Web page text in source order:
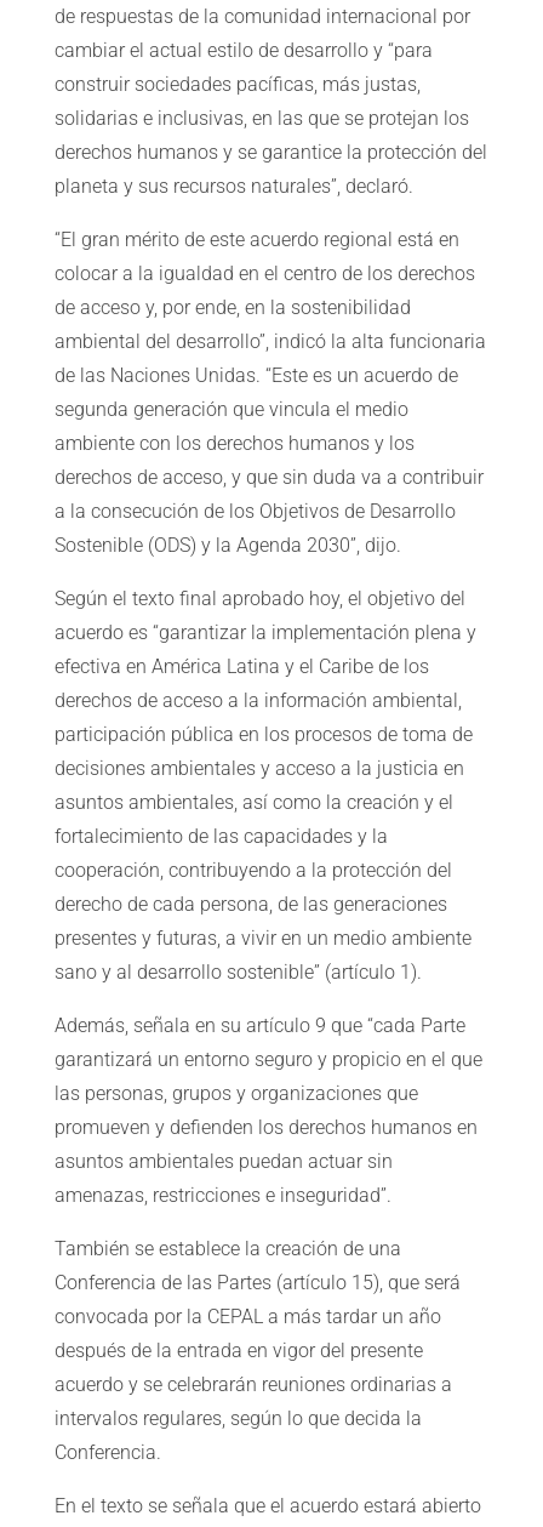
de respuestas de la comunidad internacional por
cambiar el actual estilo de desarrollo y “para
construir sociedades pacíficas, más justas,
solidarias e inclusivas, en las que se protejan los
derechos humanos y se garantice la protección del
planeta y sus recursos naturales”, declaró.
“El gran mérito de este acuerdo regional está en
colocar a la igualdad en el centro de los derechos
de acceso y, por ende, en la sostenibilidad
ambiental del desarrollo”, indicó la alta funcionaria
de las Naciones Unidas. “Este es un acuerdo de
segunda generación que vincula el medio
ambiente con los derechos humanos y los
derechos de acceso, y que sin duda va a contribuir
a la consecución de los Objetivos de Desarrollo
Sostenible (ODS) y la Agenda 2030”, dijo.
Según el texto final aprobado hoy, el objetivo del
acuerdo es “garantizar la implementación plena y
efectiva en América Latina y el Caribe de los
derechos de acceso a la información ambiental,
participación pública en los procesos de toma de
decisiones ambientales y acceso a la justicia en
asuntos ambientales, así como la creación y el
fortalecimiento de las capacidades y la
cooperación, contribuyendo a la protección del
derecho de cada persona, de las generaciones
presentes y futuras, a vivir en un medio ambiente
sano y al desarrollo sostenible” (artículo 1).
Además, señala en su artículo 9 que “cada Parte
garantizará un entorno seguro y propicio en el que
las personas, grupos y organizaciones que
promueven y defienden los derechos humanos en
asuntos ambientales puedan actuar sin
amenazas, restricciones e inseguridad”.
También se establece la creación de una
Conferencia de las Partes (artículo 15), que será
convocada por la CEPAL a más tardar un año
después de la entrada en vigor del presente
acuerdo y se celebrarán reuniones ordinarias a
intervalos regulares, según lo que decida la
Conferencia.
En el texto se señala que el acuerdo estará abierto